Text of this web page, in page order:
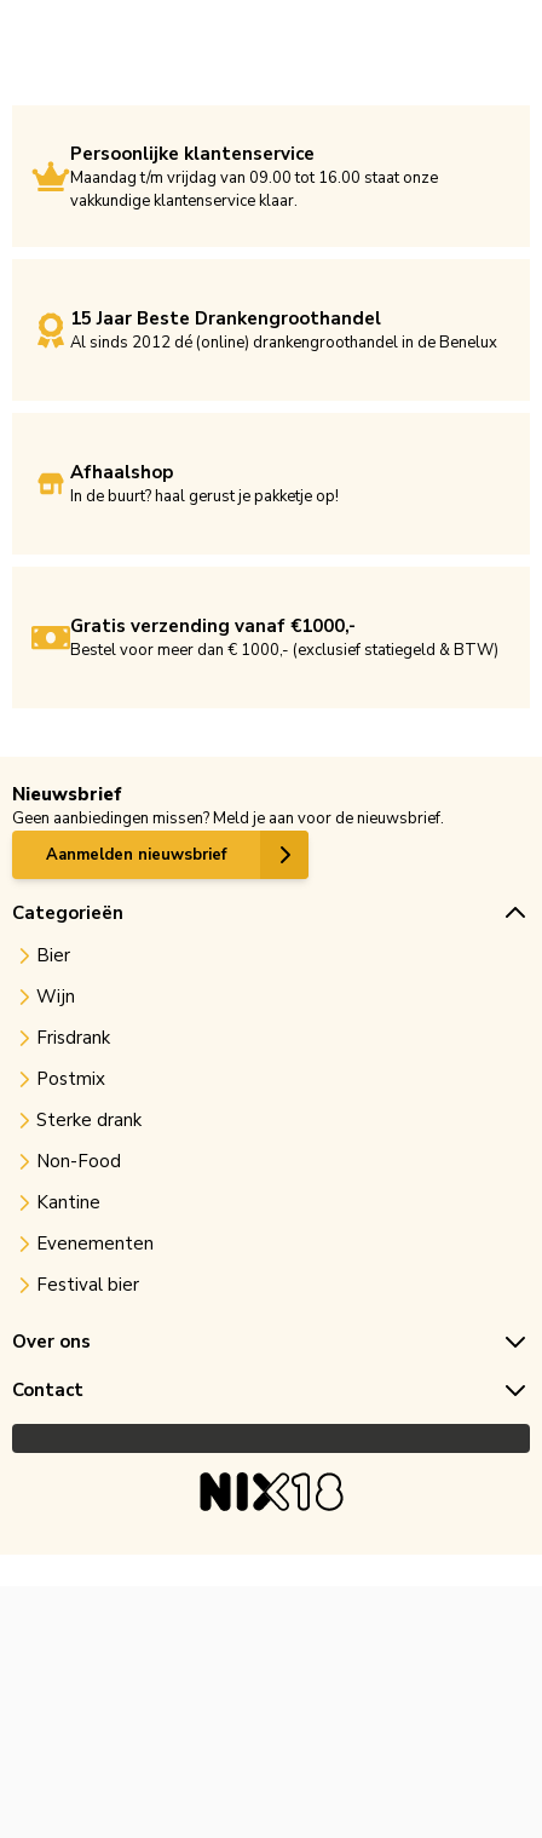
Persoonlijke klantenservice
Maandag t/m vrijdag van 09.00 tot 16.00 staat onze
vakkundige klantenservice klaar.
15 Jaar Beste Drankengroothandel
Al sinds 2012 dé (online) drankengroothandel in de Benelux
Afhaalshop
In de buurt? haal gerust je pakketje op!
Gratis verzending vanaf €1000,-
Bestel voor meer dan € 1000,- (exclusief statiegeld & BTW)
Nieuwsbrief
Geen aanbiedingen missen? Meld je aan voor de nieuwsbrief.
Aanmelden nieuwsbrief
Categorieën
Bier
Wijn
Frisdrank
Postmix
Sterke drank
Non-Food
Kantine
Evenementen
Festival bier
Over ons
Contact